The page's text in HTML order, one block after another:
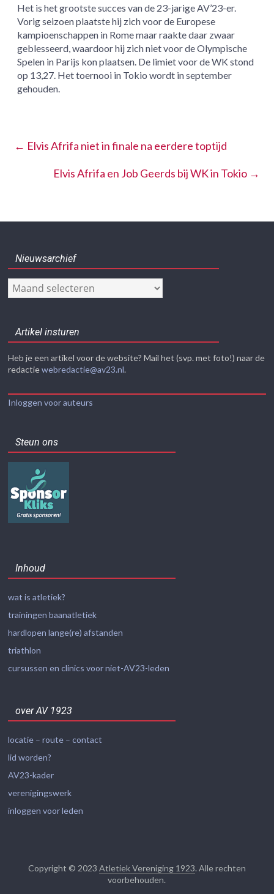
Het is het grootste succes van de 23-jarige AV’23-er.
Vorig seizoen plaatste hij zich voor de Europese
kampioenschappen in Rome maar raakte daar zwaar
geblesseerd, waardoor hij zich niet voor de Olympische
Spelen in Parijs kon plaatsen. De limiet voor de WK stond
op 13,27. Het toernooi in Tokio wordt in september
gehouden.
← Elvis Afrifa niet in finale na eerdere toptijd
Elvis Afrifa en Job Geerds bij WK in Tokio →
Nieuwsarchief
Nieuwsarchief
Artikel insturen
Heb je een artikel voor de website? Mail het (svp. met foto!) naar de
redactiewebredactie@av23.nl.
Inloggen voor auteurs
Steun ons
Inhoud
wat is atletiek?
trainingen baanatletiek
hardlopen lange(re) afstanden
triathlon
cursussen en clinics voor niet-AV23-leden
over AV 1923
locatie – route – contact
lid worden?
AV23-kader
verenigingswerk
inloggen voor leden
Copyright © 2023 Atletiek Vereniging 1923. Alle rechten
voorbehouden.